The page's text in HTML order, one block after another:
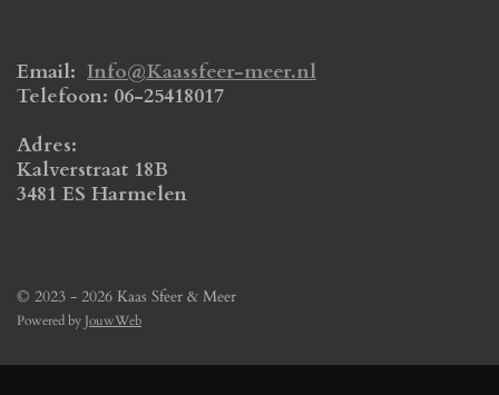
Email: Info@Kaassfeer-meer.nl
Telefoon: 06-25418017
Adres:
Kalverstraat 18B
3481 ES Harmelen
© 2023 - 2026 Kaas Sfeer & Meer
Powered by JouwWeb